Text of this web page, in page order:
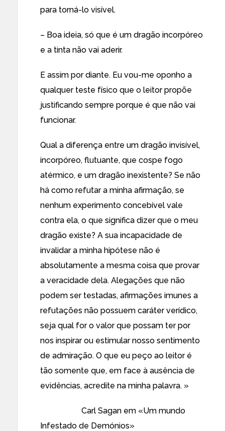
para torná-lo visível.
– Boa ideia, só que é um dragão incorpóreo
e a tinta não vai aderir.
E assim por diante. Eu vou-me oponho a
qualquer teste físico que o leitor propõe
justificando sempre porque é que não vai
funcionar.
Qual a diferença entre um dragão invisível,
incorpóreo, flutuante, que cospe fogo
atérmico, e um dragão inexistente? Se não
há como refutar a minha afirmação, se
nenhum experimento concebível vale
contra ela, o que significa dizer que o meu
dragão existe? A sua incapacidade de
invalidar a minha hipótese não é
absolutamente a mesma coisa que provar
a veracidade dela. Alegações que não
podem ser testadas, afirmações imunes a
refutações não possuem caráter verídico,
seja qual for o valor que possam ter por
nos inspirar ou estimular nosso sentimento
de admiração. O que eu peço ao leitor é
tão somente que, em face à ausência de
evidências, acredite na minha palavra. »
Carl Sagan em «Um mundo
Infestado de Demónios»